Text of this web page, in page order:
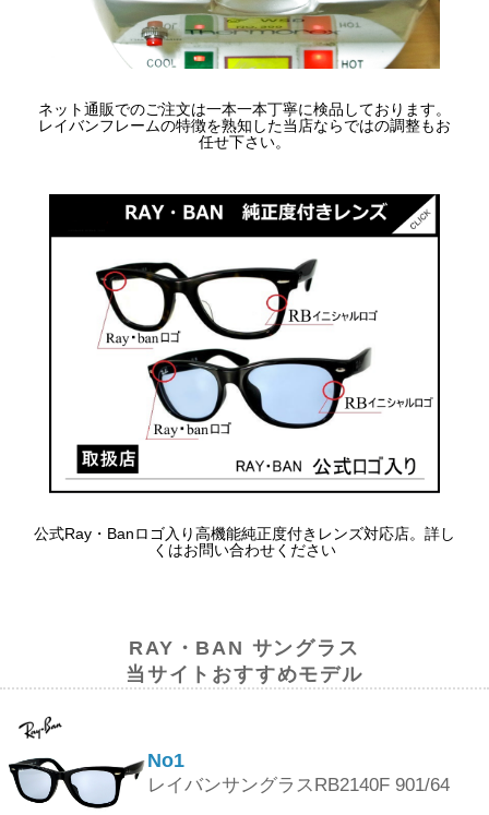
ネット通販でのご注文は一本一本丁寧に検品しております。
レイバンフレームの特徴を熟知した当店ならではの調整もお
任せ下さい。
公式Ray・Banロゴ入り高機能純正度付きレンズ対応店。詳し
くはお問い合わせください
RAY・BAN サングラス
当サイトおすすめモデル
No1
レイバンサングラスRB2140F 901/64